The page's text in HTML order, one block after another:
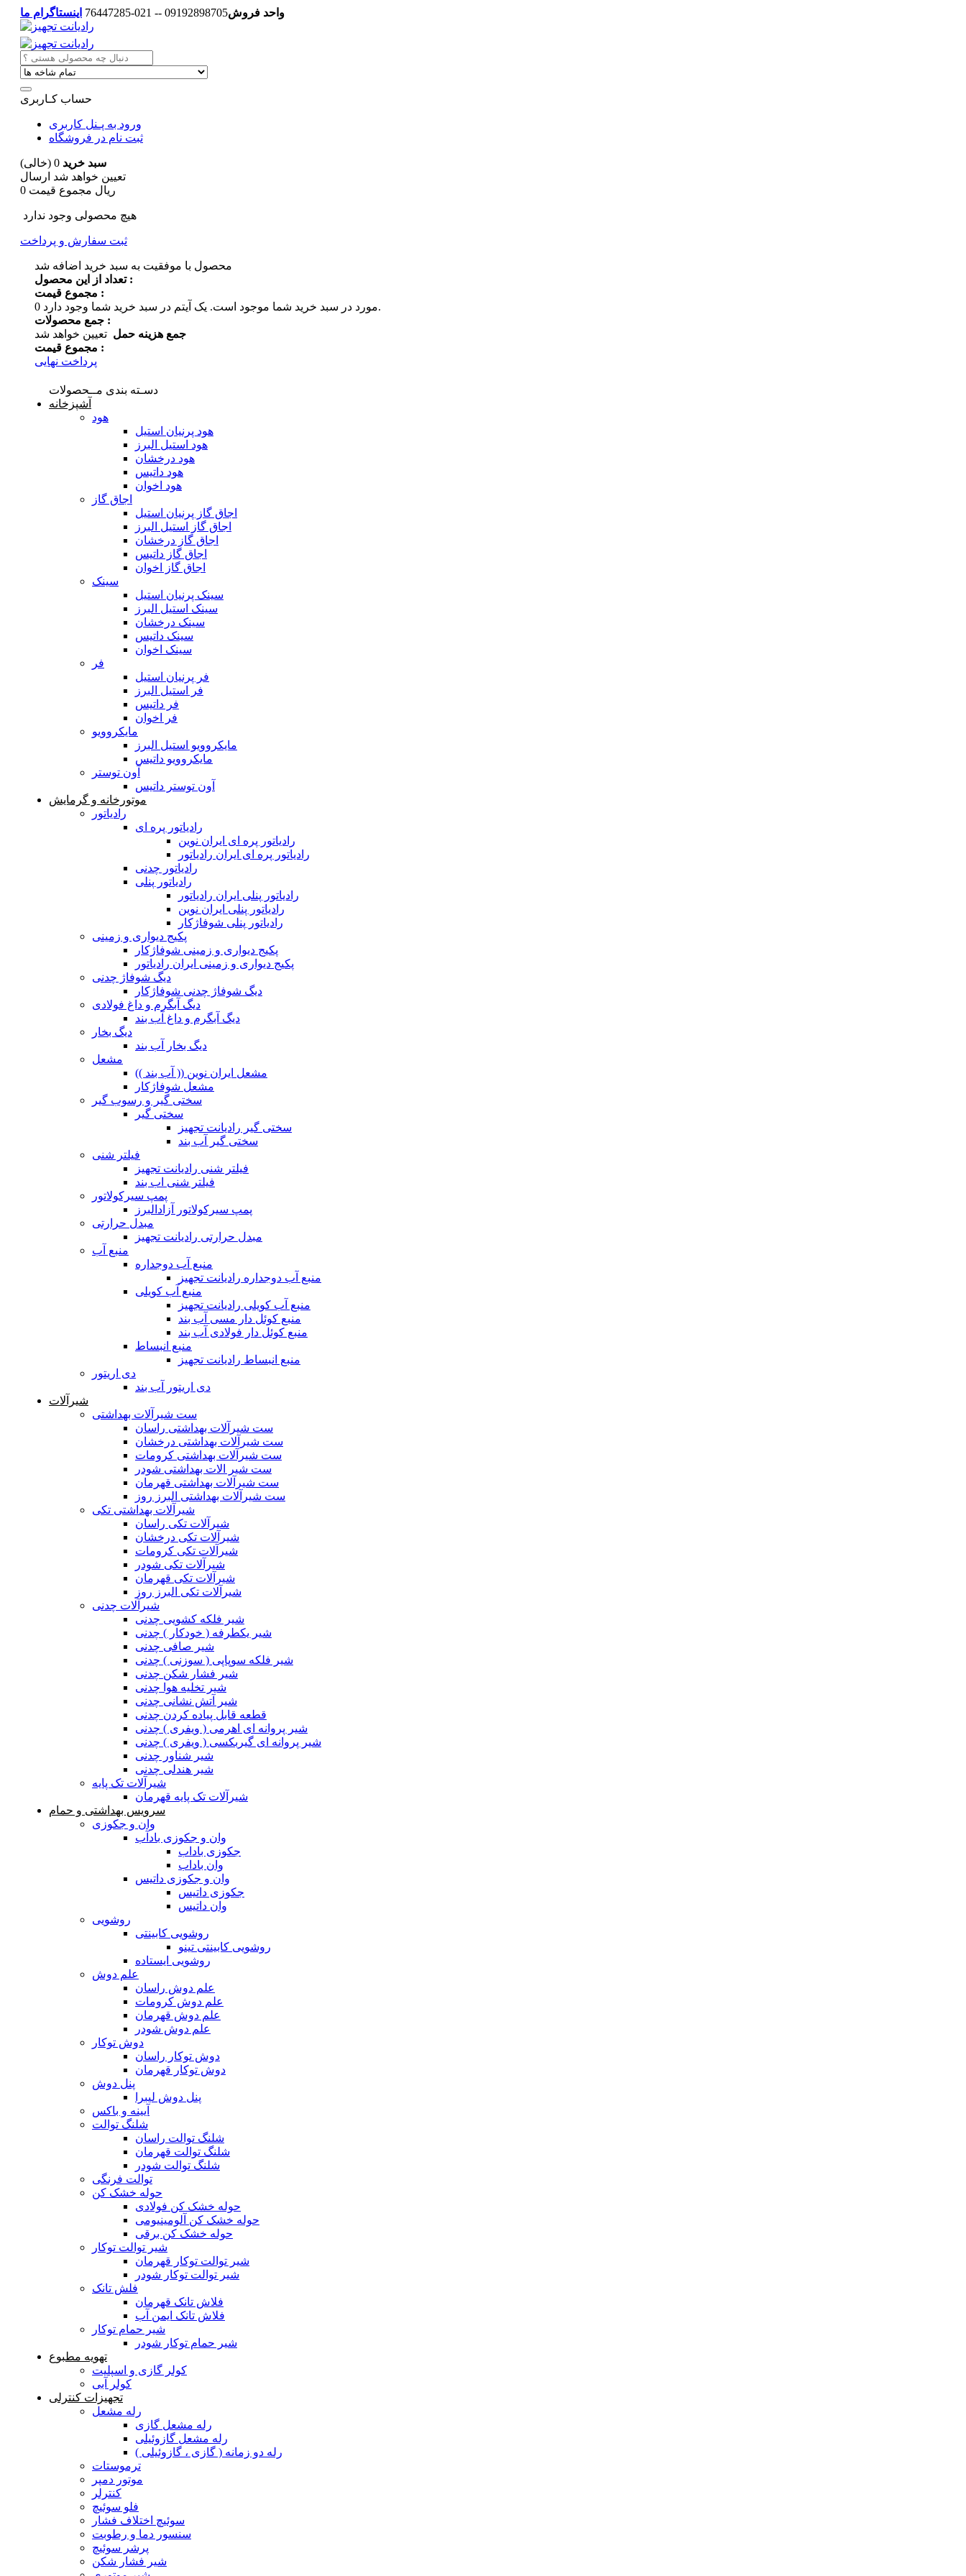
واحد فروش09192898705 -- 021-76447285 اینستاگرام ما
حساب کـاربری
ورود به پـنل کاربری
ثبت نام در فروشگاه
سبد خرید 0 (خالی)
تعیین خواهد شد ارسال
0 ریال مجموع قیمت
هیچ محصولی وجود ندارد
ثبت سفارش و پرداخت
محصول با موفقیت به سبد خرید اضافه شد
تعداد از این محصول :
مجموع قیمت :
0
مورد در سبد خرید شما موجود است.یک آیتم در سبد خرید شما وجود دارد.
جمع محصولات :
جمع هزینه حمل تعیین خواهد شد
مجموع قیمت :
پرداخت نهایی
دسـته بندی مــحصولات
آشپزخانه
هود
هود پرنیان استیل
هود استیل البرز
هود درخشان
هود داتیس
هود اخوان
اجاق گاز
اجاق گاز پرنیان استیل
اجاق گاز استیل البرز
اجاق گاز درخشان
اجاق گاز داتیس
اجاق گاز اخوان
سینک
سینک پرنیان استیل
سینک استیل البرز
سینک درخشان
سینک داتیس
سینک اخوان
فر
فر پرنیان استیل
فر استیل البرز
فر داتیس
فر اخوان
مایکروویو
مایکروویو استیل البرز
مایکروویو داتیس
آون توستر
آون توستر داتیس
موتورخانه و گرمایش
رادیاتور
رادیاتور پره ای
رادیاتور پره ای ایران نوین
رادیاتور پره ای ایران رادیاتور
رادیاتور چدنی
رادیاتور پنلی
رادیاتور پنلی ایران رادیاتور
رادیاتور پنلی ایران نوین
رادیاتور پنلی شوفاژکار
پکیج دیواری و زمینی
پکیج دیواری و زمینی شوفاژکار
پکیج دیواری و زمینی ایران رادیاتور
دیگ شوفاژ چدنی
دیگ شوفاژ چدنی شوفاژکار
دیگ آبگرم و داغ فولادی
دیگ آبگرم و داغ آب بند
دیگ بخار
دیگ بخار آب بند
مشعل
مشعل ایران نوین (( آب بند ))
مشعل شوفاژکار
سختی گیر و رسوب گیر
سختی گیر
سختی گیر رادیانت تجهیز
سختی گیر آب بند
فیلتر شنی
فیلتر شنی رادیانت تجهیز
فیلتر شنی اب بند
پمپ سیرکولاتور
پمپ سیرکولاتور آزادالبرز
مبدل حرارتی
مبدل حرارتی رادیانت تجهیز
منبع آب
منبع آب دوجداره
منبع آب دوجداره رادیانت تجهیز
منبع آب کویلی
منبع آب کویلی رادیانت تجهیز
منبع کوئل دار مسی آب بند
منبع کوئل دار فولادی آب بند
منبع انبساط
منبع انبساط رادیانت تجهیز
دی اریتور
دی اریتور آب بند
شیرآلات
ست شیرآلات بهداشتی
ست شیرآلات بهداشتی راسان
ست شیرآلات بهداشتی درخشان
ست شیرآلات بهداشتی کرومات
ست شیر الات بهداشتی شودر
ست شیرآلات بهداشتی قهرمان
ست شیرآلات بهداشتی البرز روز
شیرآلات بهداشتی تکی
شیرآلات تکی راسان
شیرآلات تکی درخشان
شیرآلات تکی کرومات
شیرآلات تکی شودر
شیرآلات تکی قهرمان
شیرآلات تکی البرز روز
شیرآلات چدنی
شیر فلکه کشویی چدنی
شیر یکطرفه ( خودکار ) چدنی
شیر صافی چدنی
شیر فلکه سوپاپی ( سوزنی ) چدنی
شیر فشار شکن چدنی
شیر تخلیه هوا چدنی
شیر آتش نشانی چدنی
قطعه قابل پیاده کردن چدنی
شیر پروانه ای اهرمی ( ویفری ) چدنی
شیر پروانه ای گیربکسی ( ویفری ) چدنی
شیر شناور چدنی
شیر هندلی چدنی
شیرآلات تک پایه
شیرآلات تک پایه قهرمان
سرویس بهداشتی و حمام
وان و جکوزی
وان و جکوزی بادآب
جکوزی باداب
وان باداب
وان و جکوزی داتیس
جکوزی داتیس
وان داتیس
روشویی
روشویی کابینتی
روشویی کابینتی تینو
روشویی‌ ایستاده
علم دوش
علم دوش راسان
علم دوش کرومات
علم دوش قهرمان
علم دوش شودر
دوش توکار
دوش توکار راسان
دوش توکار قهرمان
پنل دوش
پنل دوش لیبرا
آیینه و باکس
شلنگ توالت
شلنگ توالت راسان
شلنگ توالت قهرمان
شلنگ توالت شودر
توالت فرنگی
حوله خشک کن
حوله خشک کن فولادی
حوله خشک کن آلومینیومی
حوله خشک کن برقی
شیر توالت توکار
شیر توالت توکار قهرمان
شیر توالت توکار شودر
فلش تانک
فلاش تانک قهرمان
فلاش تانک ایمن آب
شیر حمام توکار
شیر حمام توکار شودر
تهویه مطبوع
کولر گازی و اسپلیت
کولر آبی
تجهیزات کنترلی
رله مشعل
رله مشعل گازی
رله مشعل گازوئیلی
رله دو زمانه ( گازی ، گازوئیلی )
ترموستات
موتور دمپر
کنترلر
فلو سوئیچ
سوئیچ اختلاف فشار
سنسور دما و رطوبت
پرشر سوئیچ
شیر فشار شکن